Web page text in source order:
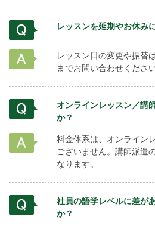
レッスンを延期やお休み
レッスン日の変更や振替
までお問い合わせください
オンラインレッスン／講
か？
料金体系は、オンライン
ございません。講師派遣
なります。
社員の語学レベルに差が
か？